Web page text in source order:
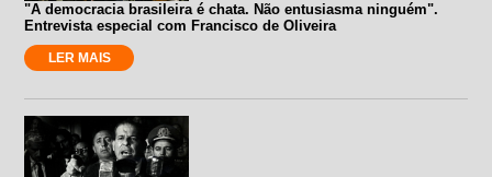
"A democracia brasileira é chata. Não entusiasma ninguém".
Entrevista especial com Francisco de Oliveira
LER MAIS